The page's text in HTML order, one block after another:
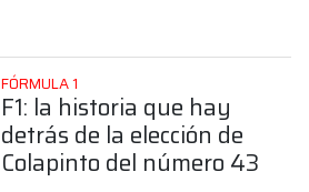
FÓRMULA 1
F1: la historia que hay
detrás de la elección de
Colapinto del número 43